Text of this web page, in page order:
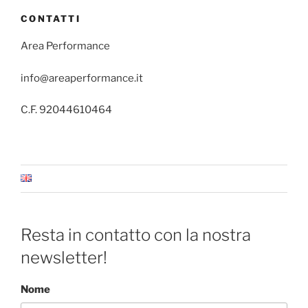
CONTATTI
Area Performance
info@areaperformance.it
C.F. 92044610464
Resta in contatto con la nostra
newsletter!
Nome